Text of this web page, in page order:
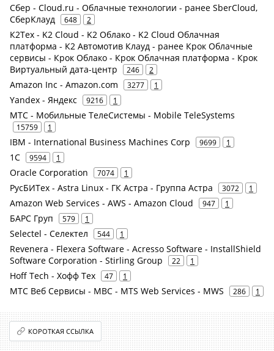
Сбер - Cloud.ru - Облачные технологии - ранее SberCloud,
СберКлауд
648 2
К2Тех - K2 Cloud - K2 Облако - K2 Cloud Облачная
платформа - К2 Автомотив Клауд - ранее Крок Облачные
сервисы - Крок Облако - Крок Облачная платформа - Крок
Виртуальный дата-центр
246 2
Amazon Inc - Amazon.com 3277 1
Yandex - Яндекс 9216 1
МТС - Мобильные ТелеСистемы - Mobile TeleSystems
15759 1
IBM - International Business Machines Corp 9699 1
1С 9594 1
Oracle Corporation 7074 1
РусБИТех - Astra Linux - ГК Астра - Группа Астра 3072 1
Amazon Web Services - AWS - Amazon Cloud 947 1
БАРС Груп 579 1
Selectel - Селектел 544 1
Revenera - Flexera Software - Acresso Software - InstallShield
Software Corporation - Stirling Group
22 1
Hoff Tech - Хофф Тех 47 1
МТС Веб Сервисы - МВС - MTS Web Services - MWS 286 1
КОРОТКАЯ ССЫЛКА